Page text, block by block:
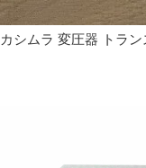
カシムラ 変圧器 トラ